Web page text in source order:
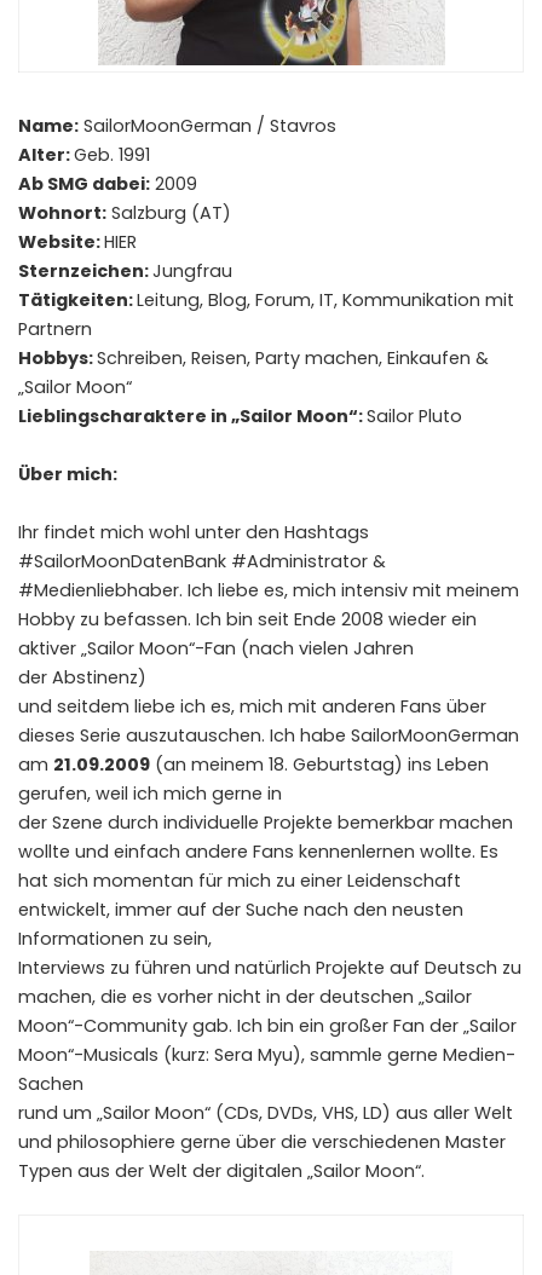
Name: SailorMoonGerman / Stavros
Alter:Geb. 1991
Ab SMG dabei: 2009
Wohnort: Salzburg (AT)
Website:HIER
Sternzeichen:Jungfrau
Tätigkeiten:Leitung, Blog, Forum, IT, Kommunikation mit
Partnern
Hobbys:Schreiben, Reisen, Party machen, Einkaufen &
„Sailor Moon“
Lieblingscharaktere in „Sailor Moon“:Sailor Pluto
Über mich:
Ihr findet mich wohl unter den Hashtags
#SailorMoonDatenBank #Administrator &
#Medienliebhaber. Ich liebe es, mich intensiv mit meinem
Hobby zu befassen. Ich bin seit Ende 2008 wieder ein
aktiver „Sailor Moon“-Fan (nach vielen Jahren
der Abstinenz)
und seitdem liebe ich es, mich mit anderen Fans über
dieses Serie auszutauschen. Ich habe SailorMoonGerman
am 21.09.2009 (an meinem 18. Geburtstag) ins Leben
gerufen, weil ich mich gerne in
der Szene durch individuelle Projekte bemerkbar machen
wollte und einfach andere Fans kennenlernen wollte. Es
hat sich momentan für mich zu einer Leidenschaft
entwickelt, immer auf der Suche nach den neusten
Informationen zu sein,
Interviews zu führen und natürlich Projekte auf Deutsch zu
machen, die es vorher nicht in der deutschen „Sailor
Moon“-Community gab. Ich bin ein großer Fan der „Sailor
Moon“-Musicals (kurz: Sera Myu), sammle gerne Medien-
Sachen
rund um „Sailor Moon“ (CDs, DVDs, VHS, LD) aus aller Welt
und philosophiere gerne über die verschiedenen Master
Typen aus der Welt der digitalen „Sailor Moon“. ​